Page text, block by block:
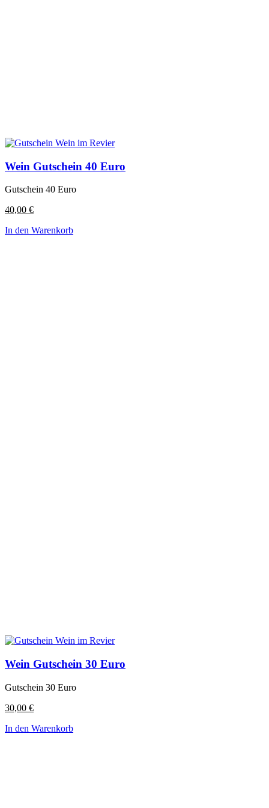
Wein Gutschein 40 Euro
Gutschein 40 Euro
40,00 €
In den Warenkorb
Wein Gutschein 30 Euro
Gutschein 30 Euro
30,00 €
In den Warenkorb